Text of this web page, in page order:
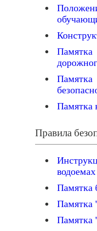
Памятка
Правила
водоемах
Памятка
Памятка
Памятка